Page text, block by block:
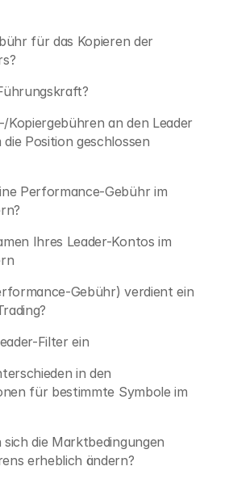
für das Kopieren der
Kopiergebühren an den Leader
Position geschlossen
Performance-Gebühr im
Ihres Leader-Kontos im
Gebühr) verdient ein
Filter ein
in den
für bestimmte Symbole im
die Marktbedingungen
erheblich ändern?